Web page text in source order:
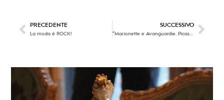
PRECEDENTE
La moda è ROCK!
SUCCESSIVO
“Marionette e Avanguardie. Picasso – Depero – Klee – Sarzi “ , dove l’ immaginazione e la fantasia creano sogni.